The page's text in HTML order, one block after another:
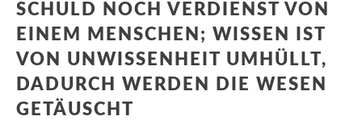
SCHULD NOCH VERDIENST VON
EINEM MENSCHEN; WISSEN IST
VON UNWISSENHEIT UMHÜLLT,
DADURCH WERDEN DIE WESEN
GETÄUSCHT